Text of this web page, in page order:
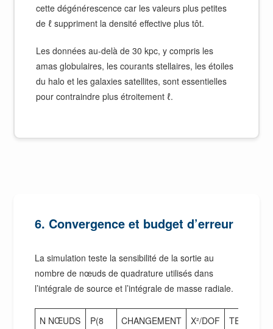
cette dégénérescence car les valeurs plus petites
de ℓ suppriment la densité effective plus tôt.
Les données au-delà de 30 kpc, y compris les
amas globulaires, les courants stellaires, les étoiles
du halo et les galaxies satellites, sont essentielles
pour contraindre plus étroitement ℓ.
6. Convergence et budget d’erreur
La simulation teste la sensibilité de la sortie au
nombre de nœuds de quadrature utilisés dans
l’intégrale de source et l’intégrale de masse radiale.
N NŒUDS
Ρ(8
CHANGEMENT
Χ²/DOF
TEMPS